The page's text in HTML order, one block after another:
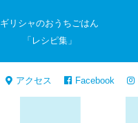
ギリシャのおうちごはん
「レシピ集」
アクセス Facebook